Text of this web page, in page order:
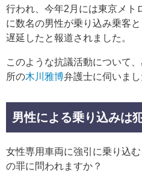
行われ、今年2月には東京メト
に数名の男性が乗り込み乗客
遅延したと報道されました。
このような抗議活動について
所の木川雅博弁護士に伺いまし
男性による乗り込みは
女性専用車両に強引に乗り込
の罪に問われますか？